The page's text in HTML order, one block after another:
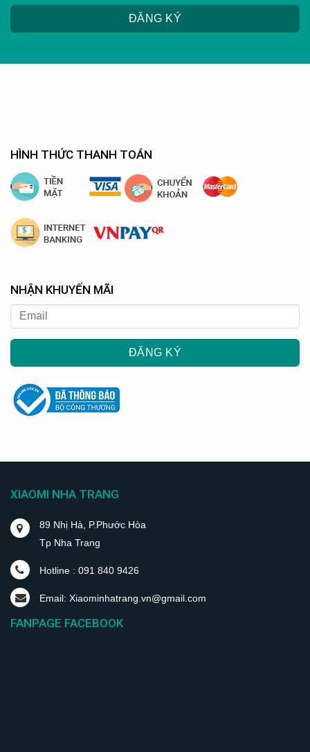
HÌNH THỨC THANH TOÁN
NHẬN KHUYẾN MÃI
XIAOMI NHA TRANG
89 Nhị Hà, P.Phước Hòa
Tp Nha Trang
Hotline : 091 840 9426
Email: Xiaominhatrang.vn@gmail.com
FANPAGE FACEBOOK